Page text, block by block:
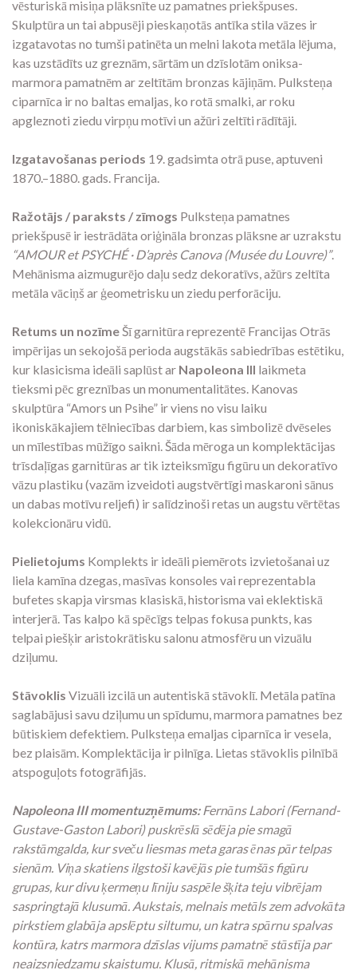
vēsturiskā misiņa plāksnīte uz pamatnes priekšpuses.
Skulptūra un tai abpusēji pieskaņotās antīka stila vāzes ir
izgatavotas no tumši patinēta un melni lakota metāla lējuma,
kas uzstādīts uz greznām, sārtām un dzīslotām oniksa-
marmora pamatnēm ar zeltītām bronzas kājiņām. Pulksteņa
ciparnīca ir no baltas emaljas, ko rotā smalki, ar roku
apgleznoti ziedu virpņu motīvi un ažūri zeltīti rādītāji.
Izgatavošanas periods 19. gadsimta otrā puse, aptuveni
1870.–1880. gads. Francija.
Ražotājs / paraksts / zīmogs Pulksteņa pamatnes
priekšpusē ir iestrādāta oriģināla bronzas plāksne ar uzrakstu
“AMOUR et PSYCHÉ · D’après Canova (Musée du Louvre)”.
Mehānisma aizmugurējo daļu sedz dekoratīvs, ažūrs zeltīta
metāla vāciņš ar ģeometrisku un ziedu perforāciju.
Retums un nozīmeŠī garnitūra reprezentē Francijas Otrās
impērijas un sekojošā perioda augstākās sabiedrības estētiku,
kur klasicisma ideāli saplūst ar Napoleona III laikmeta
tieksmi pēc greznības un monumentalitātes. Kanovas
skulptūra “Amors un Psihe” ir viens no visu laiku
ikoniskākajiem tēlniecības darbiem, kas simbolizē dvēseles
un mīlestības mūžīgo saikni. Šāda mēroga un komplektācijas
trīsdaļīgas garnitūras ar tik izteiksmīgu figūru un dekoratīvo
vāzu plastiku (vazām izveidoti augstvērtīgi maskaroni sānus
un dabas motīvu reljefi) ir salīdzinoši retas un augstu vērtētas
kolekcionāru vidū.
Pielietojums Komplekts ir ideāli piemērots izvietošanai uz
liela kamīna dzegas, masīvas konsoles vai reprezentabla
bufetes skapja virsmas klasiskā, historisma vai eklektiskā
interjerā. Tas kalpo kā spēcīgs telpas fokusa punkts, kas
telpai piešķir aristokrātisku salonu atmosfēru un vizuālu
dziļumu.
Stāvoklis Vizuāli izcilā un autentiskā stāvoklī. Metāla patīna
saglabājusi savu dziļumu un spīdumu, marmora pamatnes bez
būtiskiem defektiem. Pulksteņa emaljas ciparnīca ir vesela,
bez plaisām. Komplektācija ir pilnīga. Lietas stāvoklis pilnībā
atspoguļots fotogrāfijās.
Napoleona III momentuzņēmums: Fernāns Labori (Fernand-
Gustave-Gaston Labori) puskrēslā sēdēja pie smagā
rakstāmgalda, kur sveču liesmas meta garas ēnas pār telpas
sienām. Viņa skatiens ilgstoši kavējās pie tumšās figūru
grupas, kur divu ķermeņu līniju saspēle šķita teju vibrējam
saspringtajā klusumā. Aukstais, melnais metāls zem advokāta
pirkstiem glabāja apslēptu siltumu, un katra spārnu spalvas
kontūra, katrs marmora dzīslas vijums pamatnē stāstīja par
neaizsniedzamu skaistumu. Klusā, ritmiskā mehānisma